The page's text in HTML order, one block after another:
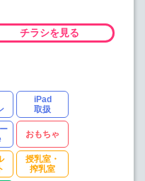
チラシを見る
iPad
取扱
おもちゃ
授乳室・
搾乳室